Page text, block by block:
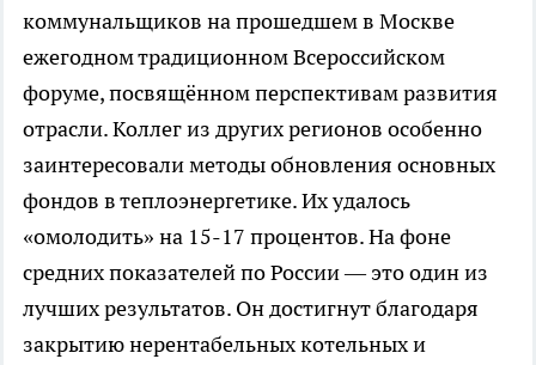
коммунальщиков на прошедшем в Москве
ежегодном традиционном Всероссийском
форуме, посвящённом перспективам развития
отрасли. Коллег из других регионов особенно
заинтересовали методы обновления основных
фондов в теплоэнергетике. Их удалось
«омолодить» на 15-17 процентов. На фоне
средних показателей по России — это один из
лучших результатов. Он достигнут благодаря
закрытию нерентабельных котельных и